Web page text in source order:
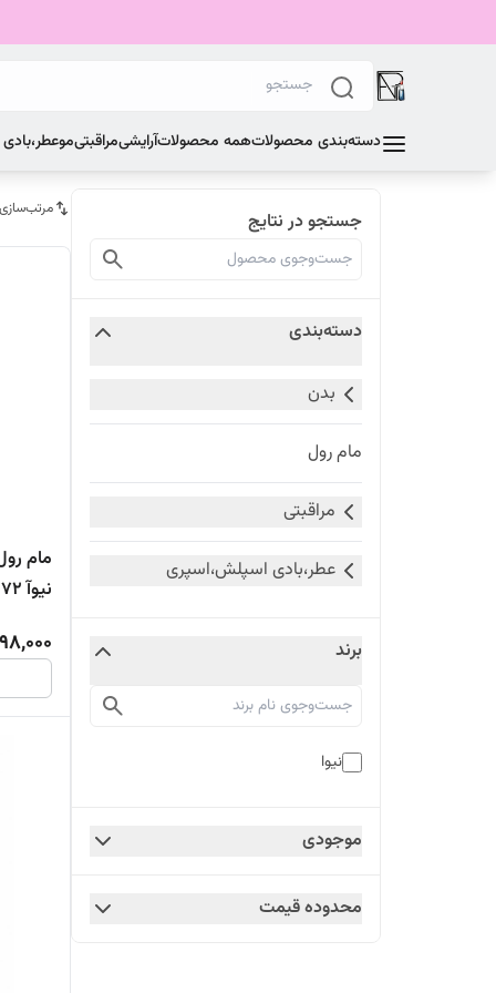
دسته‌بندی محصولاتهمه محصولاتآرایشیمراقبتیمو
جستجو در نتایج
دسته‌بندی
بدن
مام رول
مراقبتی
عطر،بادی اسپلش،اسپری
برند
نیوا
موجودی
محدوده قیمت
نیوآ 72 ساعته